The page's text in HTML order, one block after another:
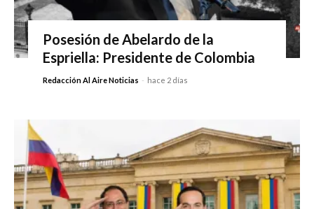
Posesión de Abelardo de la
Espriella: Presidente de Colombia
Redacción Al Aire Noticias - hace 2 días